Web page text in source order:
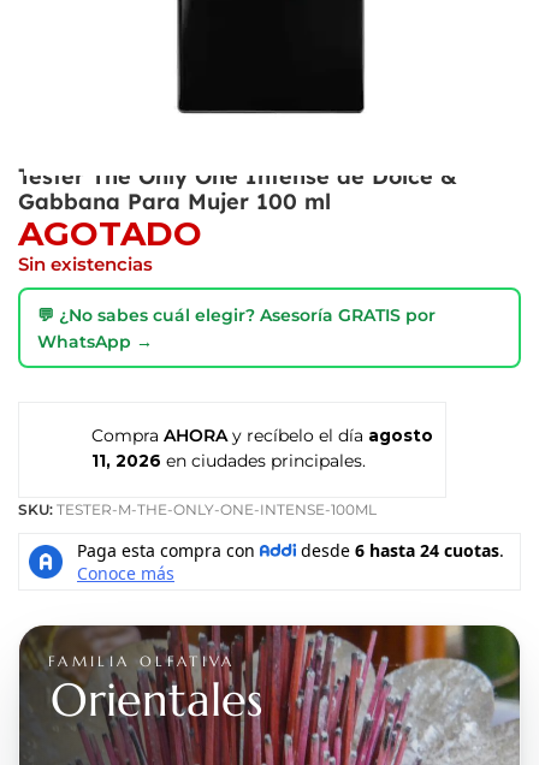
Tester The Only One Intense de Dolce &
Gabbana Para Mujer 100 ml
AGOTADO
Sin existencias
💬 ¿No sabes cuál elegir? Asesoría GRATIS por
WhatsApp →
Compra AHORA y recíbelo el día agosto
11, 2026 en ciudades principales.
SKU: TESTER-M-THE-ONLY-ONE-INTENSE-100ML
FAMILIA OLFATIVA
Orientales